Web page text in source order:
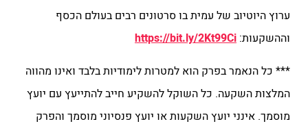
ערוץ היוטיוב של עמית בו סרטונים רבים בעולם הכסף
וההשקעות: https://bit.ly/2Kt99Ci
*** כל הנאמר בפרק הוא למטרות לימודיות בלבד ואינו מהווה
המלצות השקעה. כל השוקל להשקיע חייב להתייעץ עם יועץ
מוסמך. אינני יועץ השקעות או יועץ פנסיוני מוסמך והפרק